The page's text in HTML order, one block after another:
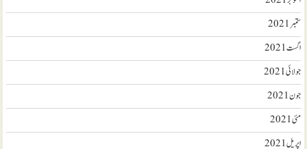
ستمبر 2021
اگست 2021
جولائی 2021
جون 2021
مئی 2021
اپریل 2021